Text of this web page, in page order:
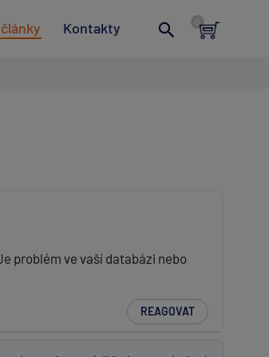
Kontakty
problém ve vaší databázi nebo
REAGOVAT